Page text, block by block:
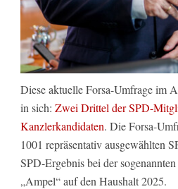
Diese aktuelle Forsa-Umfrage im
in sich: Zwei Drittel der SPD-
Kanzlerkandidaten. Die Forsa-
1001 repräsentativ ausgewählten
SPD-Ergebnis bei der
„Ampel“ auf den Haushalt 2025.